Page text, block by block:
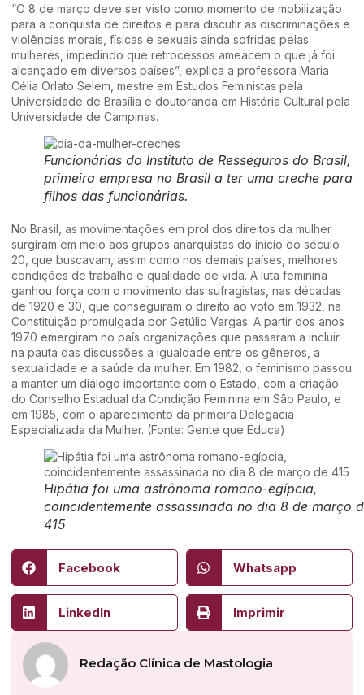
“O 8 de março deve ser visto como momento de mobilização
para a conquista de direitos e para discutir as discriminações e
violências morais, físicas e sexuais ainda sofridas pelas
mulheres, impedindo que retrocessos ameacem o que já foi
alcançado em diversos países”, explica a professora Maria
Célia Orlato Selem, mestre em Estudos Feministas pela
Universidade de Brasília e doutoranda em História Cultural pela
Universidade de Campinas.
Funcionárias do Instituto de Resseguros do Brasil,
primeira empresa no Brasil a ter uma creche para
filhos das funcionárias.
No Brasil, as movimentações em prol dos direitos da mulher
surgiram em meio aos grupos anarquistas do início do século
20, que buscavam, assim como nos demais países, melhores
condições de trabalho e qualidade de vida. A luta feminina
ganhou força com o movimento das sufragistas, nas décadas
de 1920 e 30, que conseguiram o direito ao voto em 1932, na
Constituição promulgada por Getúlio Vargas. A partir dos anos
1970 emergiram no país organizações que passaram a incluir
na pauta das discussões a igualdade entre os gêneros, a
sexualidade e a saúde da mulher. Em 1982, o feminismo passou
a manter um diálogo importante com o Estado, com a criação
do Conselho Estadual da Condição Feminina em São Paulo, e
em 1985, com o aparecimento da primeira Delegacia
Especializada da Mulher. (Fonte: Gente que Educa)
Hipátia foi uma astrônoma romano-egípcia,
coincidentemente assassinada no dia 8 de março
415
Facebook Whatsapp
LinkedIn Imprimir
Redação Clínica de Mastologia